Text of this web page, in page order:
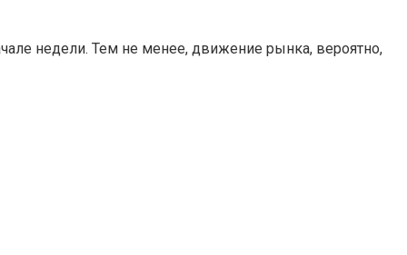
недели. Тем не менее, движение рынка, вероятно,